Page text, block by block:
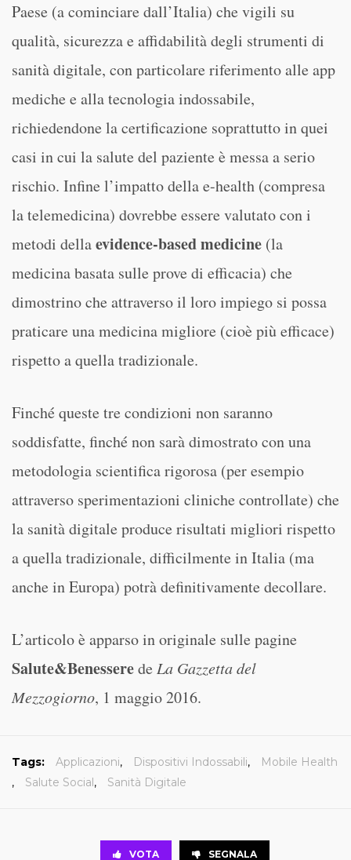
Paese (a cominciare dall’Italia) che vigili su
qualità, sicurezza e affidabilità degli strumenti di
sanità digitale, con particolare riferimento alle app
mediche e alla tecnologia indossabile,
richiedendone la certificazione soprattutto in quei
casi in cui la salute del paziente è messa a serio
rischio. Infine l’impatto della e-health (compresa
la telemedicina) dovrebbe essere valutato con i
metodi dellaevidence-based medicine (la
medicina basata sulle prove di efficacia) che
dimostrino che attraverso il loro impiego si possa
praticare una medicina migliore (cioè più efficace)
rispetto a quella tradizionale.
Finché queste tre condizioni non saranno
soddisfatte, finché non sarà dimostrato con una
metodologia scientifica rigorosa (per esempio
attraverso sperimentazioni cliniche controllate) che
la sanità digitale produce risultati migliori rispetto
a quella tradizionale, difficilmente in Italia (ma
anche in Europa) potrà definitivamente decollare.
L’articolo è apparso in originale sulle pagine
Salute&Benesserede La Gazzetta del
Mezzogiorno, 1 maggio 2016.
Tags: Applicazioni, Dispositivi Indossabili,
Mobile Health
,
Salute Social, Sanità Digitale
VOTA SEGNALA